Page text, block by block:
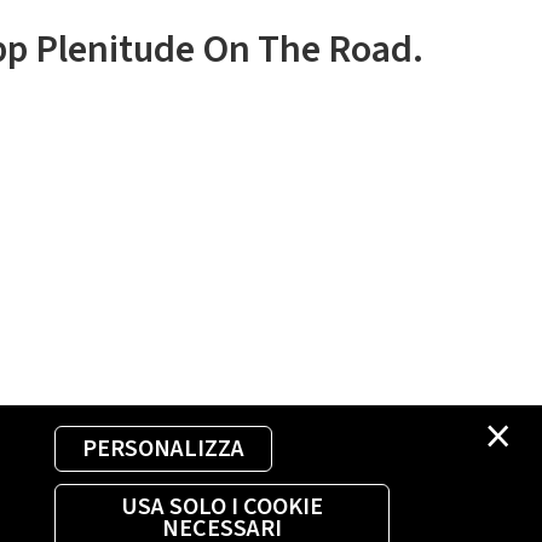
×
PERSONALIZZA
USA SOLO I COOKIE
NECESSARI
Plenitude On The Road.